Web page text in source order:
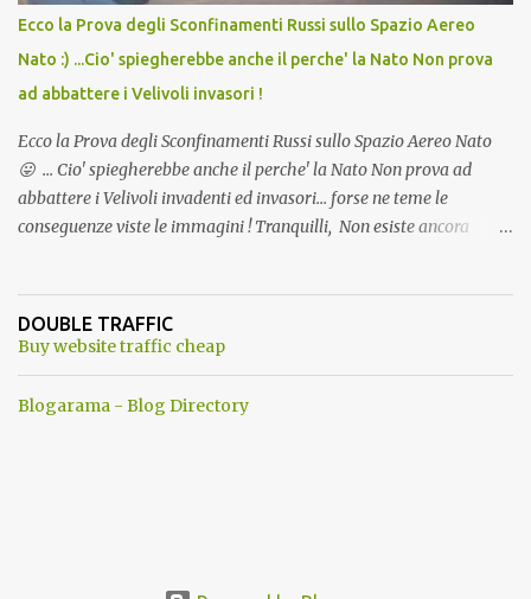
Ecco la Prova degli Sconfinamenti Russi sullo Spazio Aereo
Nato :) ...Cio' spiegherebbe anche il perche' la Nato Non prova
ad abbattere i Velivoli invasori !
Ecco la Prova degli Sconfinamenti Russi sullo Spazio Aereo Nato
😛 ... Cio' spiegherebbe anche il perche' la Nato Non prova ad
abbattere i Velivoli invadenti ed invasori... forse ne teme le
conseguenze viste le immagini ! Tranquilli, Non esiste ancora
ancora una fantasia Nato o forse una "False Flag", per provocare
una guerra mondiale che difficilmente da menti sane, potrebbe
DOUBLE TRAFFIC
Buy website traffic cheap
Blogarama - Blog Directory